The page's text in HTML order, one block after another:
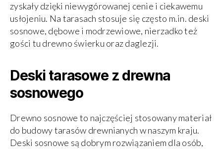
zyskały dzięki niewygórowanej cenie i ciekawemu
usłojeniu. Na tarasach stosuje się często m.in. deski
sosnowe, dębowe i modrzewiowe, nierzadko też
gości tu drewno świerku oraz daglezji.
Deski tarasowe z drewna
sosnowego
Drewno sosnowe to najczęściej stosowany materiał
do budowy tarasów drewnianych w naszym kraju.
Deski sosnowe są dobrym rozwiązaniem dla osób,